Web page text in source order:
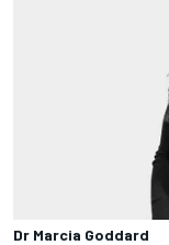
Dr Marcia Goddard